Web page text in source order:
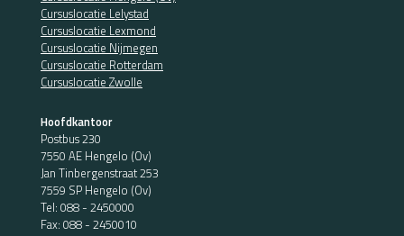
Cursuslocatie Lelystad
Cursuslocatie Lexmond
Cursuslocatie Nijmegen
Cursuslocatie Rotterdam
Cursuslocatie Zwolle
Hoofdkantoor
Postbus 230
7550 AE Hengelo (Ov)
Jan Tinbergenstraat 253
7559 SP Hengelo (Ov)
Tel: 088 - 2450000
Fax: 088 - 2450010